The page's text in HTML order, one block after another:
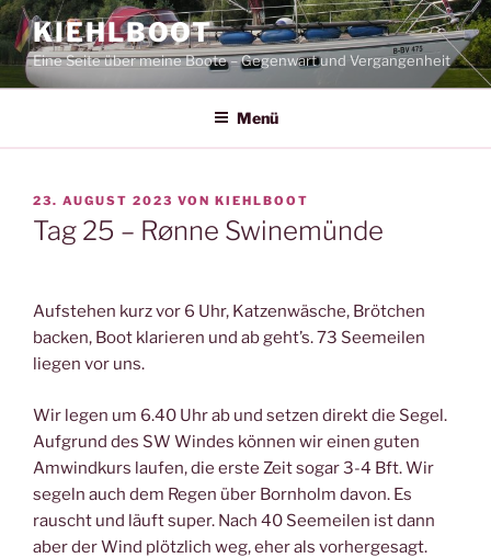
Zum
Inhalt
springen
KIEHLBOOT
Eine Seite über meine Boote – Gegenwart und Vergangenheit
Menü
VERÖFFENTLICHT
AM
23. AUGUST 2023 VON KIEHLBOOT
Tag 25 – Rønne Swinemünde
Aufstehen kurz vor 6 Uhr, Katzenwäsche, Brötchen
backen, Boot klarieren und ab geht’s. 73 Seemeilen
liegen vor uns.
Wir legen um 6.40 Uhr ab und setzen direkt die Segel.
Aufgrund des SW Windes können wir einen guten
Amwindkurs laufen, die erste Zeit sogar 3-4 Bft. Wir
segeln auch dem Regen über Bornholm davon. Es
rauscht und läuft super. Nach 40 Seemeilen ist dann
aber der Wind plötzlich weg, eher als vorhergesagt.